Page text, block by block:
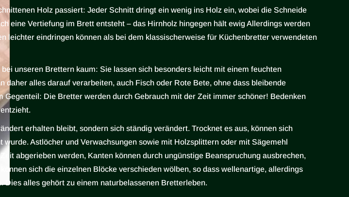
Holz passiert: Jeder Schnitt dringt ein wenig ins Holz ein, wobei die Schneide
eine Vertiefung im Brett entsteht – das Hirnholz hingegen hält ewig Allerdings werden
leichter eindringen können als bei dem klassischerweise für Küchenbretter verwendeten
unseren Brettern kaum: Sie lassen sich besonders leicht mit einem feuchten
alles darauf verarbeiten, auch Fisch oder Rote Bete, ohne dass bleibende
Die Bretter werden durch Gebrauch mit der Zeit immer schöner! Bedenken
erhalten bleibt, sondern sich ständig verändert. Trocknet es aus, können sich
Astlöcher und Verwachsungen sowie mit Holzsplittern oder mit Sägemehl
abgerieben werden, Kanten können durch ungünstige Beanspruchung ausbrechen,
sich die einzelnen Blöcke verschieden wölben, so dass wellenartige, allerdings
alles gehört zu einem naturbelassenen Bretterleben.